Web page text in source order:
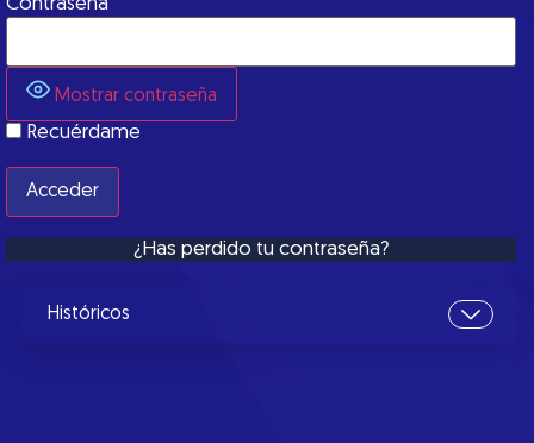
Contraseña
Mostrar contraseña
Recuérdame
¿Has perdido tu contraseña?
Históricos